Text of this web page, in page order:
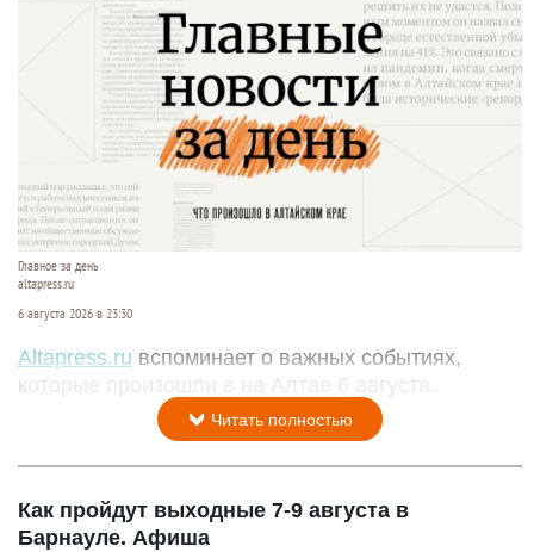
Главное за день
altapress.ru
6 августа 2026 в 23:30
Altapress.ru вспоминает о важных событиях,
которые произошли в на Алтае 6 августа.
Читать полностью
Как пройдут выходные 7-9 августа в
Барнауле. Афиша